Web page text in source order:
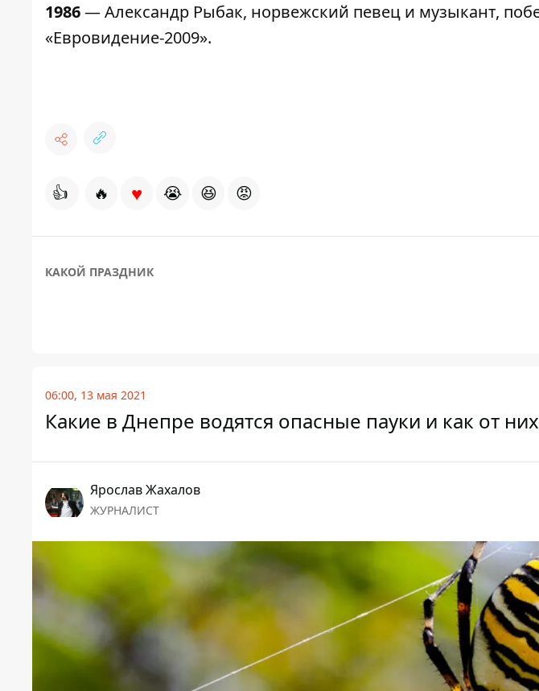
1986— Александр Рыбак, норвежский певец и музыкант,
«Евровидение-2009».
👍 🔥 ♥ 😭 😆 😡
КАКОЙ ПРАЗДНИК
06:00, 13 мая 2021
Какие в Днепре водятся опасные пауки и как от
Ярослав Жахалов
ЖУРНАЛИСТ